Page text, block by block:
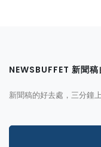
NEWSBUFFET 新聞
新聞稿的好去處，三分鐘